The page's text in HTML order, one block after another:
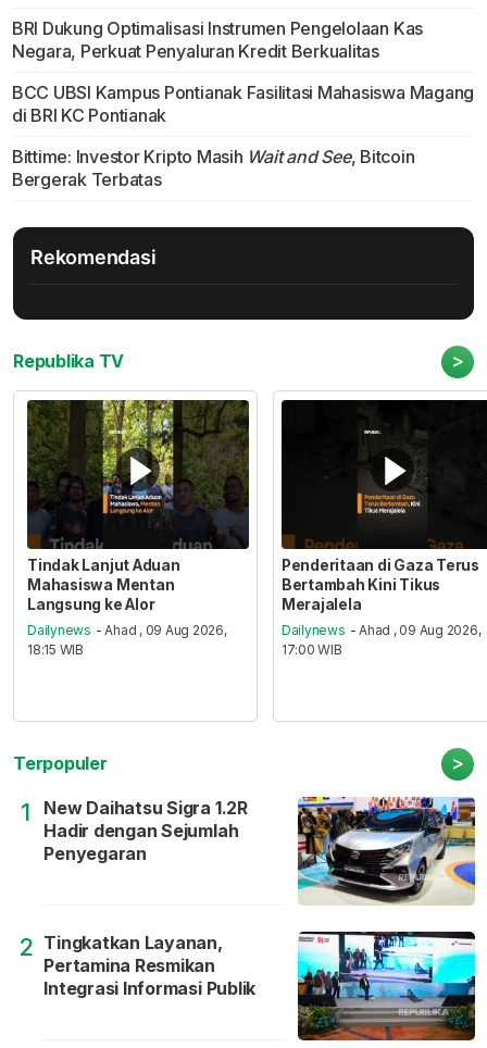
BRI Dukung Optimalisasi Instrumen Pengelolaan Kas
Negara, Perkuat Penyaluran Kredit Berkualitas
BCC UBSI Kampus Pontianak Fasilitasi Mahasiswa Magang
di BRI KC Pontianak
Bittime: Investor Kripto Masih Wait and See, Bitcoin
Bergerak Terbatas
Rekomendasi
Republika TV >
Tindak Lanjut Aduan
Mahasiswa Mentan
Langsung ke Alor
Dailynews - Ahad , 09 Aug 2026,
18:15 WIB
Penderitaan di Gaza Terus
Bertambah Kini Tikus
Merajalela
Dailynews - Ahad , 09 Aug 2026,
17:00 WIB
Terpopuler >
1
New Daihatsu Sigra 1.2R
Hadir dengan Sejumlah
Penyegaran
2 Tingkatkan Layanan,
Pertamina Resmikan
Integrasi Informasi Publik